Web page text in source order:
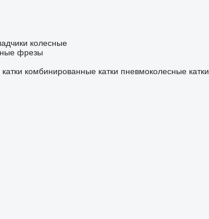
колесные
фрезы
комбинированные катки пневмоколесные катки